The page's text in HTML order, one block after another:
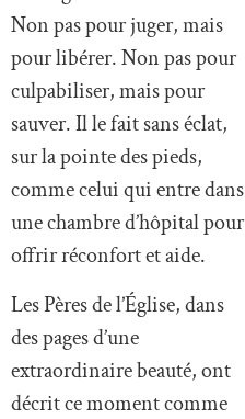
Non pas pour juger, mais
pour libérer. Non pas pour
culpabiliser, mais pour
sauver. Il le fait sans éclat,
sur la pointe des pieds,
comme celui qui entre dans
une chambre d’hôpital pour
offrir réconfort et aide.
Les Pères de l’Église, dans
des pages d’une
extraordinaire beauté, ont
décrit ce moment comme